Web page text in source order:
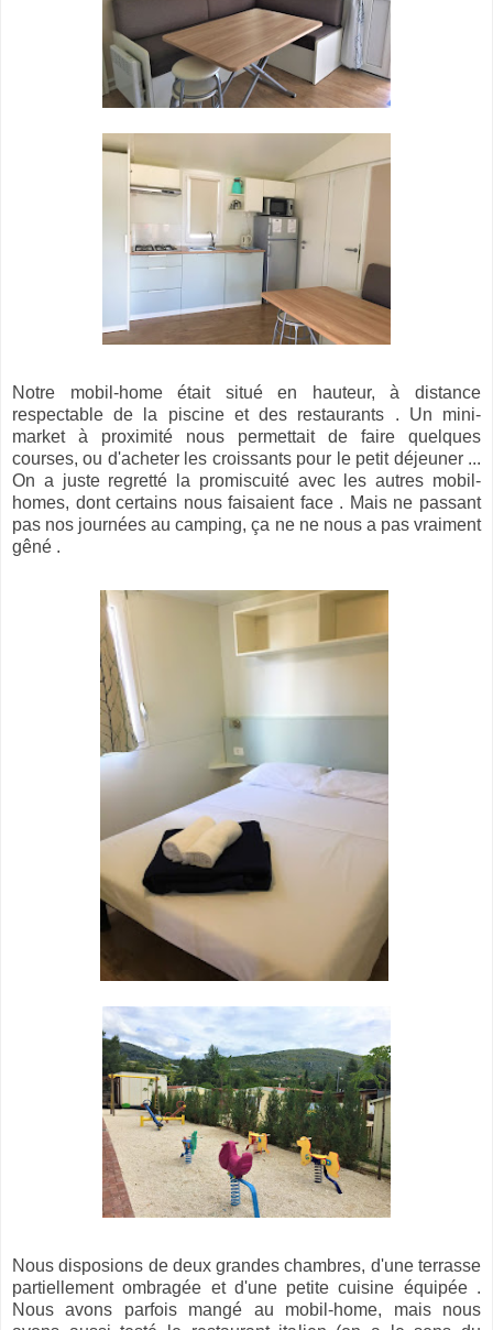
Notre mobil-home était situé en hauteur, à distance
respectable de la piscine et des restaurants . Un mini-
market à proximité nous permettait de faire quelques
courses, ou d'acheter les croissants pour le petit déjeuner ...
On a juste regretté la promiscuité avec les autres mobil-
homes, dont certains nous faisaient face . Mais ne passant
pas nos journées au camping, ça ne ne nous a pas vraiment
gêné .
Nous disposions de deux grandes chambres, d'une terrasse
partiellement ombragée et d'une petite cuisine équipée .
Nous avons parfois mangé au mobil-home, mais nous